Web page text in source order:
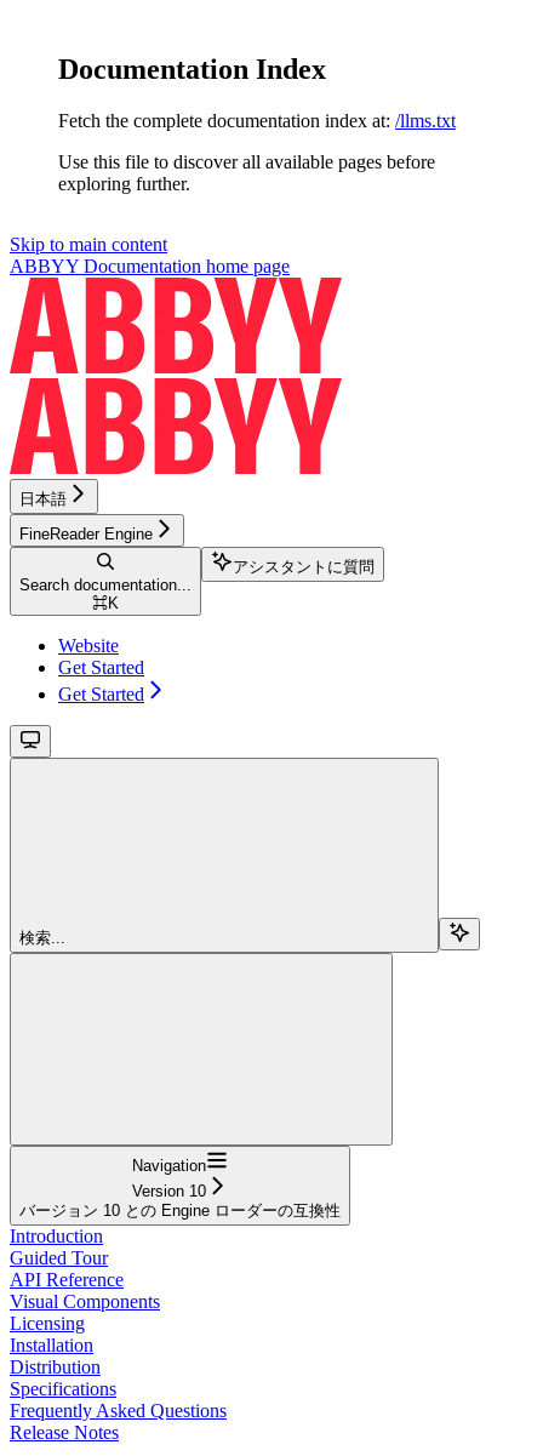
Documentation Index
Fetch the complete documentation index at: /llms.txt
Use this file to discover all available pages before
exploring further.
Skip to main content
ABBYY Documentation home page
日本語
FineReader Engine
Search documentation...
⌘K
アシスタントに質問
Website
Get Started
Get Started
検索...
Navigation
Version 10
バージョン 10 との Engine ローダーの互換性
Introduction
Guided Tour
API Reference
Visual Components
Licensing
Installation
Distribution
Specifications
Frequently Asked Questions
Release Notes